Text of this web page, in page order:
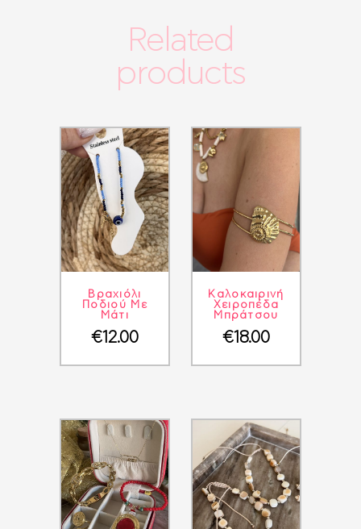
Related
products
ΛΕΠΤΟΜΈΡΕΙΕΣΣΤΟ ΚΑΛΆΘΙ
Βραχιόλι
Ποδιού Με
Μάτι
€12.00
ΛΕΠΤΟΜΈΡΕΙΕΣΣΤΟ ΚΑΛΆΘΙ
Καλοκαιρινή
Χειροπέδα
Μπράτσου
€18.00